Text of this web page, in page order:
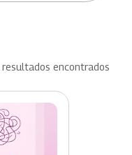
encontrados